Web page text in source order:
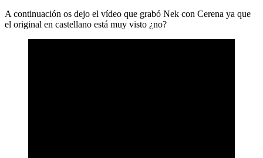
A continuación os dejo el vídeo que grabó Nek con Cerena ya que
el original en castellano está muy visto ¿no?